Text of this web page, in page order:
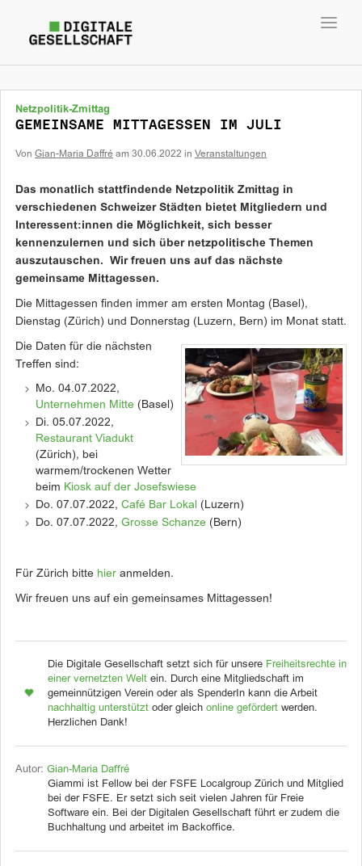
Netzpolitik-Zmittag
GEMEINSAME MITTAGESSEN IM JULI
Von Gian-Maria Daffré am 30.06.2022 in Veranstaltungen
Das monatlich stattfindende Netzpolitik Zmittag in
verschiedenen Schweizer Städten bietet Mitgliedern und
Interessent:innen die Möglichkeit, sich besser
kennenzulernen und sich über netzpolitische Themen
auszutauschen. Wir freuen uns auf das nächste
gemeinsame Mittagessen.
Die Mittagessen finden immer am ersten Montag (Basel),
Dienstag (Zürich) und Donnerstag (Luzern, Bern) im Monat statt.
Die Daten für die nächsten
Treffen sind:
Mo. 04.07.2022,
Unternehmen Mitte (Basel)
Di. 05.07.2022,
Restaurant Viadukt
(Zürich), bei
warmem/trockenen Wetter
beim Kiosk auf der Josefswiese
Do. 07.07.2022, Café Bar Lokal
(Luzern)
Do. 07.07.2022, Grosse Schanze (Bern)
Für Zürich bitte hier anmelden.
Wir freuen uns auf ein gemeinsames Mittagessen!
Die Digitale Gesellschaft setzt sich für unsere Freiheitsrechte in
einer vernetzten Welt ein. Durch eine Mitgliedschaft im
gemeinnützigen Verein oder als SpenderIn kann die Arbeit
nachhaltig unterstützt oder gleich online gefördert werden.
Herzlichen Dank!
Autor: Gian-Maria Daffré
Giammi ist Fellow bei der FSFE Localgroup Zürich und Mitglied
bei der FSFE. Er setzt sich seit vielen Jahren für Freie
Software ein. Bei der Digitalen Gesellschaft führt er zudem die
Buchhaltung und arbeitet im Backoffice.